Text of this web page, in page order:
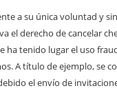
a su única voluntad y
el derecho de cancelar
ha tenido lugar el uso
A título de ejemplo, se
el envío de